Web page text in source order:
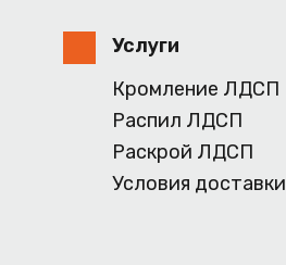
Услуги
Кромление ЛДСП
Распил ЛДСП
Раскрой ЛДСП
Условия доставки